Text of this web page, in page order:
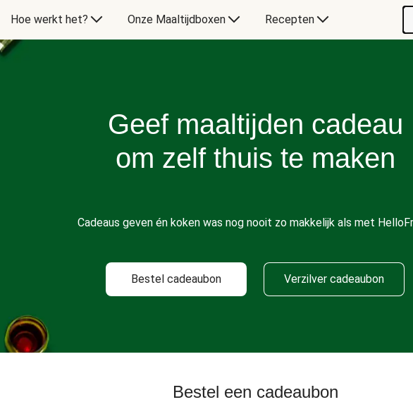
Hoe werkt het? Onze Maaltijdboxen Recepten
Geef maaltijden cadeau
om zelf thuis te maken
Cadeaus geven én koken was nog nooit zo makkelijk als met
Bestel cadeaubon Verzilver cadeaubon
Bestel een cadeaubon